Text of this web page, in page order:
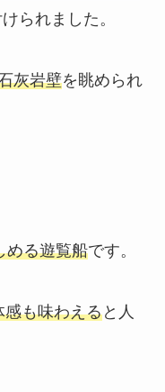
られました。
灰岩壁を眺められ
める遊覧船です。
感も味わえると人